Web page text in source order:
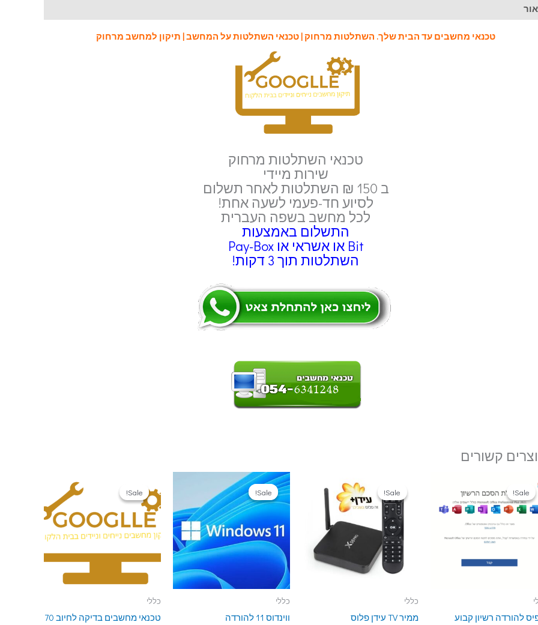
טכנאי מחשבים עד הבית שלך. השתלטות מרחוק|טכנאי השתלטות על המחשב| תיקון למחשב מרחוק
טכנאי השתלטות מרחוק
שירות מיידי
ב 150 ₪ השתלטות לאחר תשלום
לסיוע חד-פעמי לשעה אחת!
לכל מחשב בשפה העברית
התשלום באמצעות
Bit או אשראי או Pay-Box
השתלטות תוך 3 דקות!
קשורים
Sale!
Sale!
להורדה רשיון קבוע
Sale!
Sale!
כללי
ממיר TV עידן פלוס
Sale!
Sale!
כללי
ווינדוס 11 להורדה
Sale!
Sale!
כללי
טכנאי מחשבים בדיקה לחיוב 70